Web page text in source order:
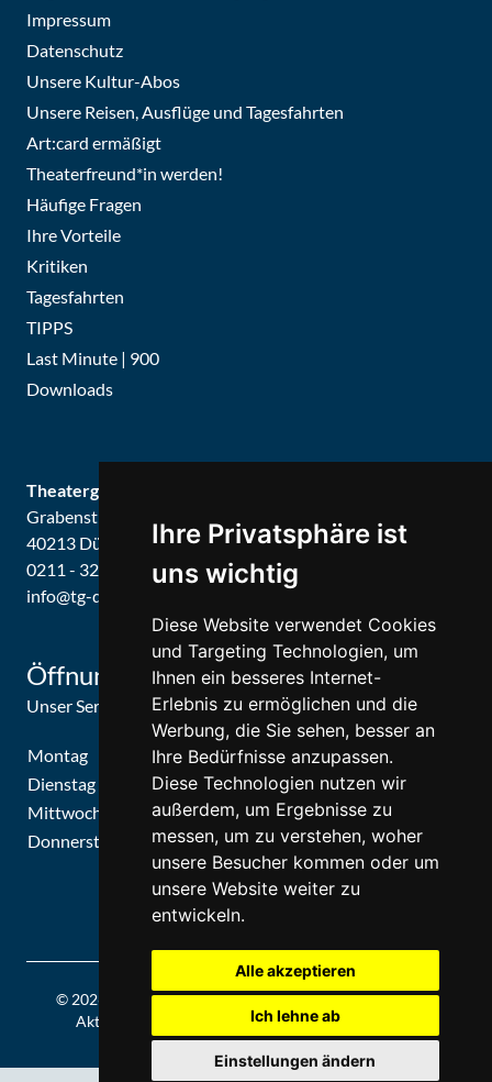
Ihre Privatsphäre ist
uns wichtig
Diese Website verwendet Cookies
und Targeting Technologien, um
Ihnen ein besseres Internet-
Erlebnis zu ermöglichen und die
Werbung, die Sie sehen, besser an
Ihre Bedürfnisse anzupassen.
Diese Technologien nutzen wir
außerdem, um Ergebnisse zu
messen, um zu verstehen, woher
unsere Besucher kommen oder um
unsere Website weiter zu
entwickeln.
Alle akzeptieren
Ich lehne ab
Einstellungen ändern
Impressum
Datenschutz
Unsere Kultur-Abos
Unsere Reisen, Ausflüge und Tagesfahrten
Art:card ermäßigt
Theaterfreund*in werden!
Häufige Fragen
Ihre Vorteile
Kritiken
Tagesfahrten
TIPPS
Last Minute | 900
Downloads
Theatergemeinde Düsseldorf
Grabenstraße 8
40213 Düsseldorf
0211 - 326679 / 326887
info@tg-d.de
Öffnungszeiten
Unser Service-Center ist zu folgenden Zeiten geöffnet
Montag
09:30 Uhr - 15:30 Uhr
Dienstag
09:30 Uhr - 15:30 Uhr
Mittwoch
09:30 Uhr - 15:30 Uhr
Donnerstag
09:30 Uhr - 15:30 Uhr
© 2026 | Theatergemeinde Düsseldorf | 2026/27 | Letzte
Aktualisierung: Freitag, 07. August 2026, 8:15 Uhr